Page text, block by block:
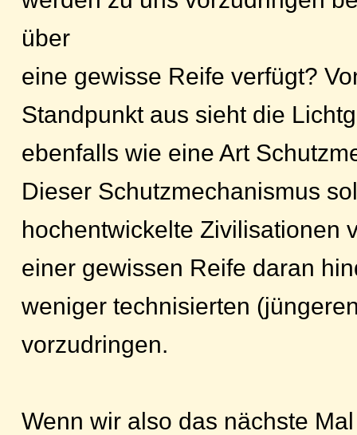
über
eine gewisse Reife verfügt?
Standpunkt aus sieht die
ebenfalls wie eine Art
Dieser Schutzmechanismus
hochentwickelte Zivilisationen
einer gewissen Reife daran
weniger technisierten
vorzudringen.
Wenn wir also das nächste